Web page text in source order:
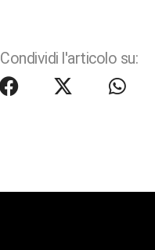
Condividi l'articolo su: